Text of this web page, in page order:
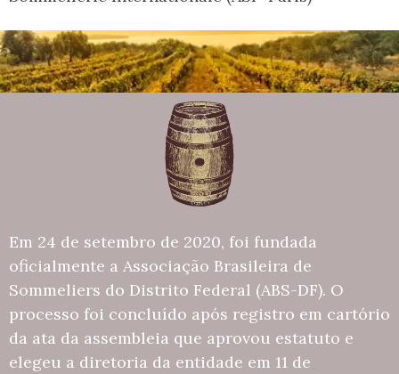
Em 24 de setembro de 2020, foi fundada
oficialmente a Associação Brasileira de
Sommeliers do Distrito Federal (ABS-DF). O
processo foi concluído após registro em cartório
da ata da assembleia que aprovou estatuto e
elegeu a diretoria da entidade em 11 de